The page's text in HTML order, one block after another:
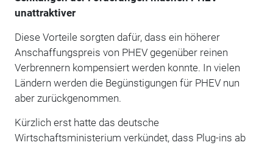
unattraktiver
Diese Vorteile sorgten dafür, dass ein höherer
Anschaffungspreis von PHEV gegenüber reinen
Verbrennern kompensiert werden konnte. In vielen
Ländern werden die Begünstigungen für PHEV nun
aber zurückgenommen.
Kürzlich erst hatte das deutsche
Wirtschaftsministerium verkündet, dass Plug-ins ab